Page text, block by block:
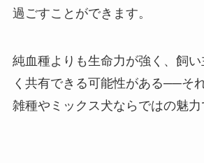
過ごすことができます。
純血種よりも生命力が強く、飼
く共有できる可能性がある──そ
雑種やミックス犬ならではの魅力